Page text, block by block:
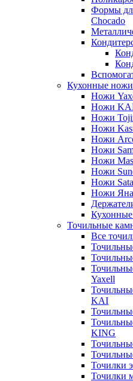
Формы
Chocado
Кухонные ножи
Ножи
Ножи
Ножи
Ножи
Ножи
Ножи
Ножи
Ножи
Ножи
Ножи
Точильные
Все
Yaxell
KAI
KING
Точилки
Точилки